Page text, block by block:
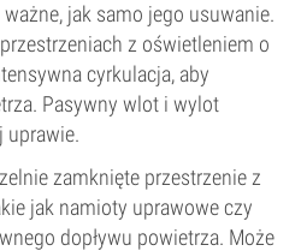
jak samo jego usuwanie.
z oświetleniem o
cyrkulacja, aby
Pasywny wlot i wylot
uprawie.
zamknięte przestrzenie z
jak namioty uprawowe czy
dopływu powietrza. Może